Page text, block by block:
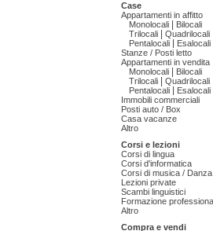
Case
Appartamenti in affitto
Monolocali
Bilocali
Trilocali
Quadrilocali
Pentalocali
Esalocali
Stanze / Posti letto
Appartamenti in vendita
Monolocali
Bilocali
Trilocali
Quadrilocali
Pentalocali
Esalocali
Immobili commerciali
Posti auto / Box
Casa vacanze
Altro
Corsi e lezioni
Corsi di lingua
Corsi d'informatica
Corsi di musica /
Lezioni private
Scambi linguistici
Formazione
Altro
Compra e vendi